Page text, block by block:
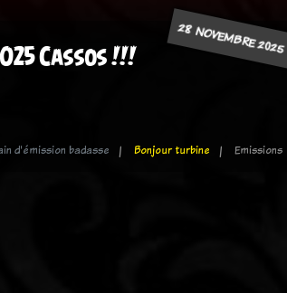
28 NOVEMBRE 2025
Cassos !!!
d'émission badasse Bonjour turbine Emissions